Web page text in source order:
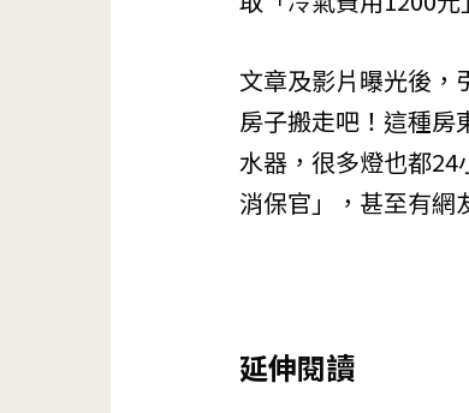
文章及影片曝光後，
房子搬走吧！這種房
水器，很多燈也都
消保官」，甚至有網
延伸閱讀